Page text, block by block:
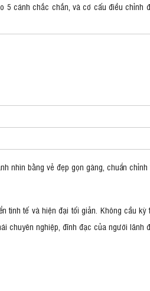
5 cánh chắc chắn, và cơ cấu điều chỉnh
nhìn bằng vẻ đẹp gọn gàng, chuẩn
tinh tế và hiện đại tối giản. Không cầu
chuyên nghiệp, đĩnh đạc của người lãnh